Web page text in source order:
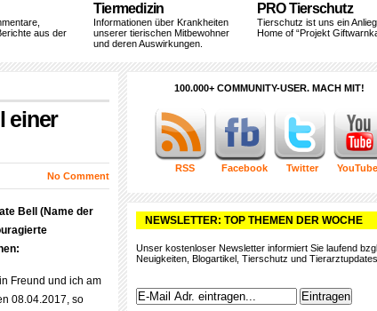
aus der
Tiermedizin
Informationen über Krankheiten
unserer tierischen Mitbewohner
und deren Auswirkungen.
PRO Tierschutz
Tierschutz ist uns ein
Home of “Projekt
einer
No Comment
Bell (Name der
Freund und ich am
08.04.2017, so
100.000+ COMMUNITY-USER. MACH MIT!
RSS Facebook Twitter YouTube
NEWSLETTER: TOP THEMEN DER WOCHE
Unser kostenloser Newsletter informiert Sie laufend
Neuigkeiten, Blogartikel, Tierschutz und